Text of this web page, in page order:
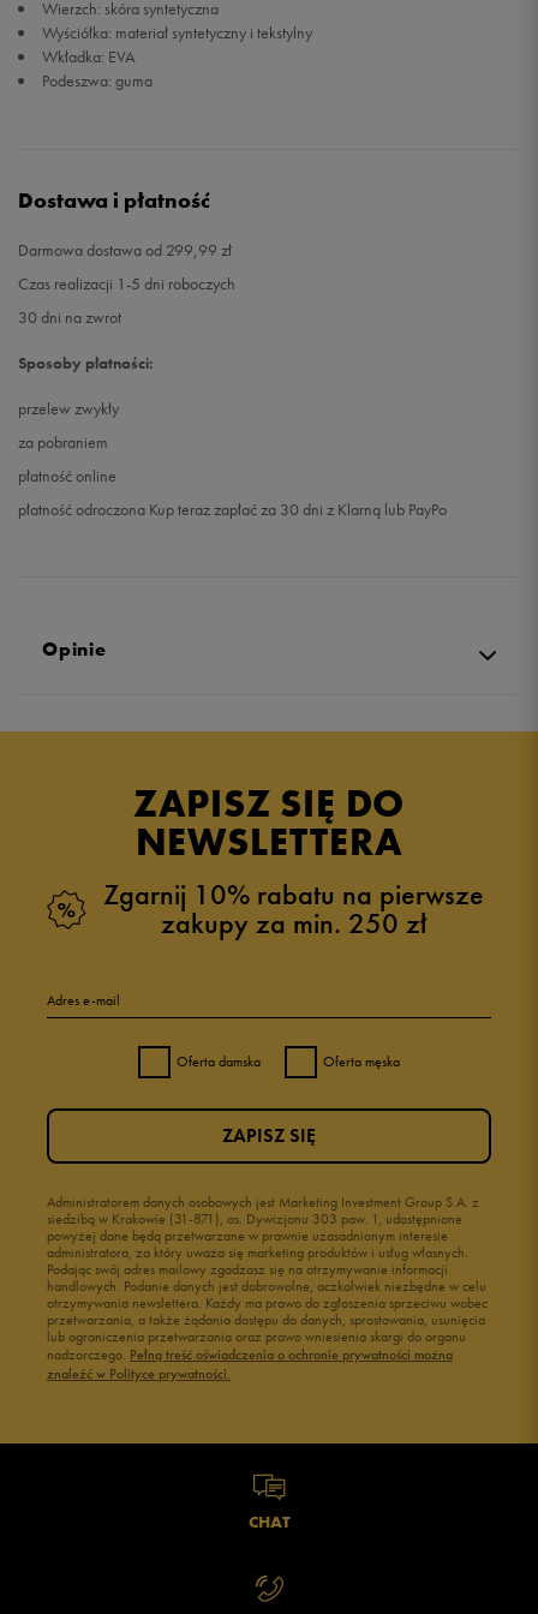
Wierzch: skóra syntetyczna
Wyściółka: materiał syntetyczny i tekstylny
Wkładka: EVA
Podeszwa: guma
Dostawa i płatność
Darmowa dostawa od 299,99 zł
Czas realizacji 1-5 dni roboczych
30 dni na zwrot
Sposoby płatności:
przelew zwykły
za pobraniem
płatność online
płatność odroczona Kup teraz zapłać za 30 dni z Klarną lub PayPo
Opinie
ZAPISZ SIĘ DO
NEWSLETTERA
Zgarnij 10% rabatu na pierwsze
zakupy za min. 250 zł
Adres e-mail
Oferta damska Oferta męska
Administratorem danych osobowych jest Marketing Investment Group S.A. z
siedzibą w Krakowie (31-871), os. Dywizjonu 303 paw. 1, udostępnione
powyżej dane będą przetwarzane w prawnie uzasadnionym interesie
administratora, za który uważa się marketing produktów i usług własnych.
Podając swój adres mailowy zgadzasz się na otrzymywanie informacji
handlowych. Podanie danych jest dobrowolne, aczkolwiek niezbędne w celu
otrzymywania newslettera. Każdy ma prawo do zgłoszenia sprzeciwu wobec
przetwarzania, a także żądania dostępu do danych, sprostowania, usunięcia
lub ograniczenia przetwarzania oraz prawo wniesienia skargi do organu
nadzorczego. Pełną treść oświadczenia o ochronie prywatności można
znaleźć w Polityce prywatności.
ZAPISZ SIĘ
CHAT